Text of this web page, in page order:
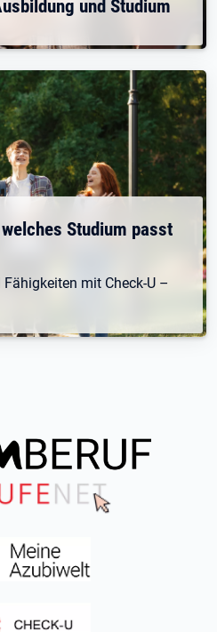
und Studium
Studium passt
mit Check-U –